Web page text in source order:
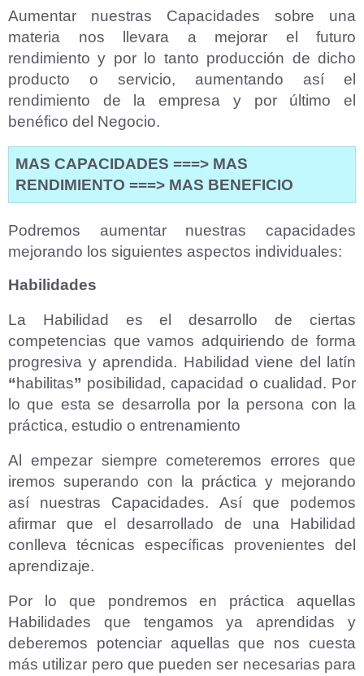
Aumentar nuestras Capacidades sobre una
materia nos llevara a mejorar el futuro
rendimiento y por lo tanto producción de dicho
producto o servicio, aumentando así el
rendimiento de la empresa y por último el
benéfico del Negocio.
MAS CAPACIDADES ===> MAS
RENDIMIENTO ===> MAS BENEFICIO
Podremos aumentar nuestras capacidades
mejorando los siguientes aspectos individuales:
Habilidades
La Habilidad es el desarrollo de ciertas
competencias que vamos adquiriendo de forma
progresiva y aprendida. Habilidad viene del latín
“habilitas” posibilidad, capacidad o cualidad. Por
lo que esta se desarrolla por la persona con la
práctica, estudio o entrenamiento
Al empezar siempre cometeremos errores que
iremos superando con la práctica y mejorando
así nuestras Capacidades. Así que podemos
afirmar que el desarrollado de una Habilidad
conlleva técnicas específicas provenientes del
aprendizaje.
Por lo que pondremos en práctica aquellas
Habilidades que tengamos ya aprendidas y
deberemos potenciar aquellas que nos cuesta
más utilizar pero que pueden ser necesarias para